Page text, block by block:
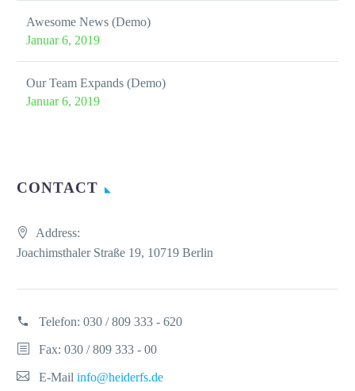
Awesome News (Demo)
Januar 6, 2019
Our Team Expands (Demo)
Januar 6, 2019
CONTACT
Address:
Joachimsthaler Straße 19, 10719 Berlin
Telefon: 030 / 809 333 - 620
Fax: 030 / 809 333 - 00
E-Mail info@heiderfs.de